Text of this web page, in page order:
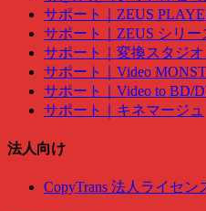
サポート｜ZEUS
サポート｜ZEUS シリー
サポート｜変換スタジオ
サポート｜Video
サポート｜Video to BD/
サポート｜キネマージュ
法人向け
CopyTrans 法人ライセン